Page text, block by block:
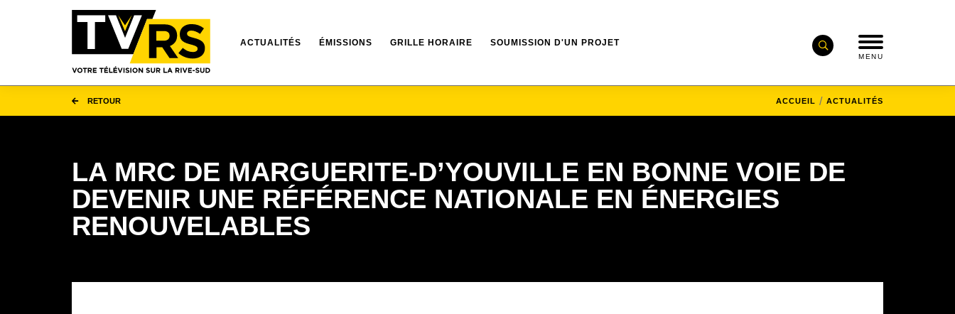
ACTUALITÉS ÉMISSIONS GRILLE HORAIRE SOUMISSION D'UN PROJET
MENU
RETOUR ACCUEIL ACTUALITÉS
LA MRC DE MARGUERITE-D’YOUVILLE EN BONNE VOIE DE
DEVENIR UNE RÉFÉRENCE NATIONALE EN ÉNERGIES
RENOUVELABLES